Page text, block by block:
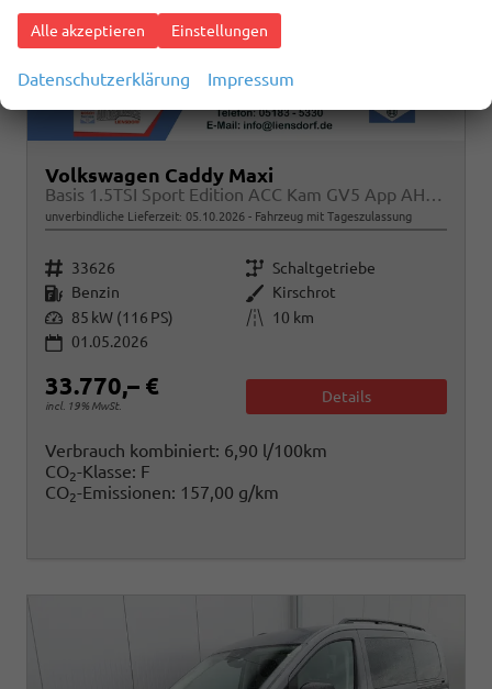
Volkswagen Caddy Maxi
Basis 1.5TSI Sport Edition ACC Kam GV5 App AHK Reling
unverbindliche Lieferzeit: 05.10.2026 Fahrzeug mit Tageszulassung
Fahrzeugnr. 33626 Getriebe Schaltgetriebe
Kraftstoff Benzin Außenfarbe Kirschrot
Leistung 85 kW (116 PS) Kilometerstand
10 km
01.05.2026
33.770,– €
incl. 19% MwSt.
Details
Verbrauch kombiniert: 6,90 l/100km
CO2-Klasse: F
CO2-Emissionen: 157,00 g/km
Alle akzeptieren Einstellungen
Datenschutzerklärung Impressum